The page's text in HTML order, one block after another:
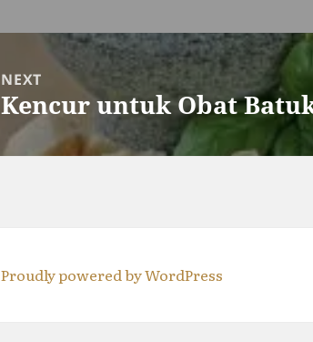
NEXT
Next
post:
Kencur untuk Obat
Proudly powered by WordPress